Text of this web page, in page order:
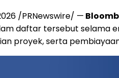
/PRNewswire/ —
daftar tersebut selama
proyek, serta